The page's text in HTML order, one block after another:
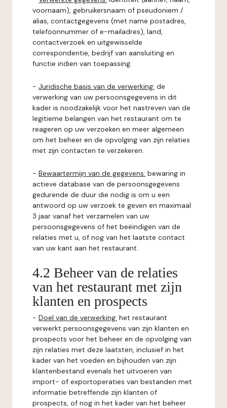
voornaam), gebruikersnaam of pseudoniem /
alias, contactgegevens (met name postadres,
telefoonnummer of e-mailadres), land,
contactverzoek en uitgewisselde
correspondentie, bedrijf van aansluiting en
functie indien van toepassing.
- Juridische basis van de verwerking: de
verwerking van uw persoonsgegevens in dit
kader is noodzakelijk voor het nastreven van de
legitieme belangen van het restaurant om te
reageren op uw verzoeken en meer algemeen
om het beheer en de opvolging van zijn relaties
met zijn contacten te verzekeren.
- Bewaartermijn van de gegevens: bewaring in
actieve database van de persoonsgegevens
gedurende de duur die nodig is om u een
antwoord op uw verzoek te geven en maximaal
3 jaar vanaf het verzamelen van uw
persoonsgegevens of het beëindigen van de
relaties met u, of nog van het laatste contact
van uw kant aan het restaurant.
4.2 Beheer van de relaties
van het restaurant met zijn
klanten en prospects
- Doel van de verwerking: het restaurant
verwerkt persoonsgegevens van zijn klanten en
prospects voor het beheer en de opvolging van
zijn relaties met deze laatsten, inclusief in het
kader van het voeden en bijhouden van zijn
klantenbestand evenals het uitvoeren van
import- of exportoperaties van bestanden met
informatie betreffende zijn klanten of
prospects, of nog in het kader van het beheer